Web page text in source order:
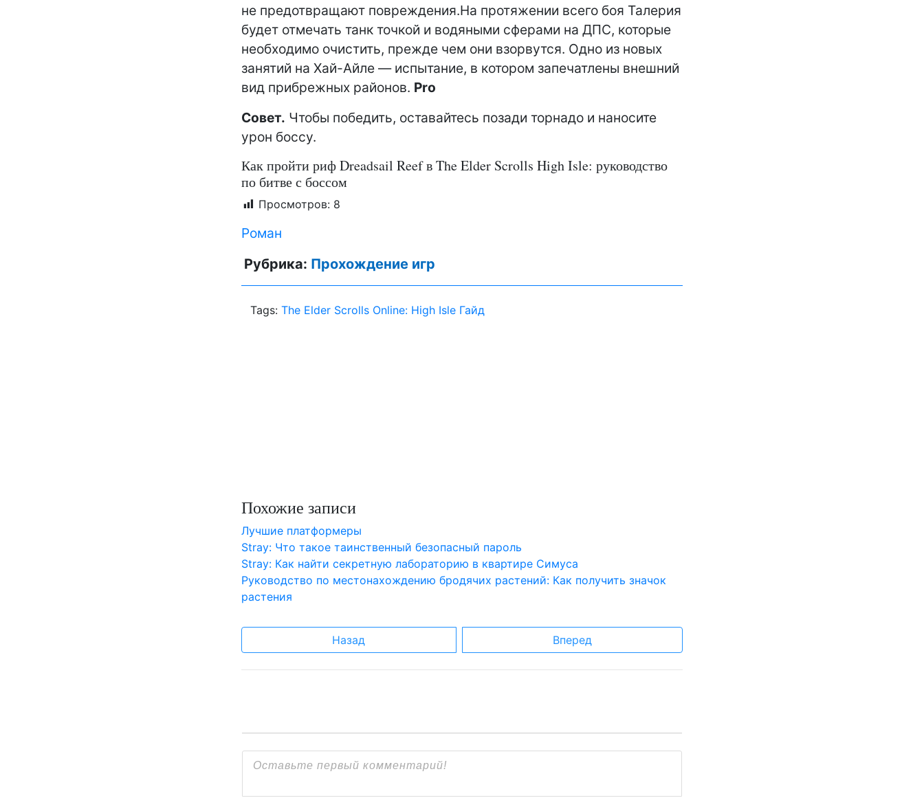
не предотвращают повреждения.На протяжении всего боя Талерия
будет отмечать танк точкой и водяными сферами на ДПС, которые
необходимо очистить, прежде чем они взорвутся. Одно из новых
занятий на Хай-Айле — испытание, в котором запечатлены внешний
вид прибрежных районов. Pro
Совет. Чтобы победить, оставайтесь позади торнадо и наносите
урон боссу.
Как пройти риф Dreadsail Reef в The Elder Scrolls High Isle: руководство
по битве с боссом
Просмотров: 8
Роман
Рубрика: Прохождение игр
Tags: The Elder Scrolls Online: High Isle Гайд
Похожие записи
Лучшие платформеры
Stray: Что такое таинственный безопасный пароль
Stray: Как найти секретную лабораторию в квартире Симуса
Руководство по местонахождению бродячих растений: Как получить значок
растения
Назад Вперед